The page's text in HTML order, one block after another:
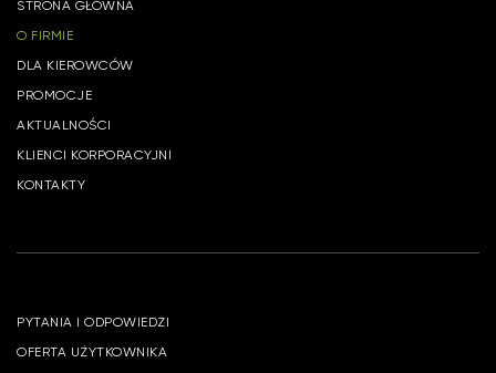
STRONA GŁÓWNA
O FIRMIE
DLA KIEROWCÓW
PROMOCJE
AKTUALNOŚCI
KLIENCI KORPORACYJNI
KONTAKTY
PYTANIA I ODPOWIEDZI
OFERTA UŻYTKOWNIKA